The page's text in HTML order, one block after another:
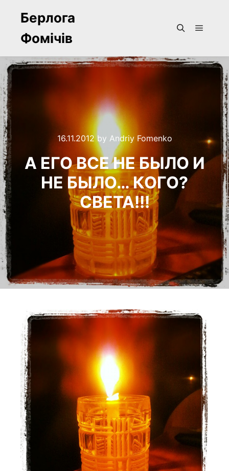
Берлога
Фомічів
16.11.2012by Andriy Fomenko
А ЕГО ВСЕ НЕ БЫЛО И
НЕ БЫЛО… КОГО?
СВЕТА!!!